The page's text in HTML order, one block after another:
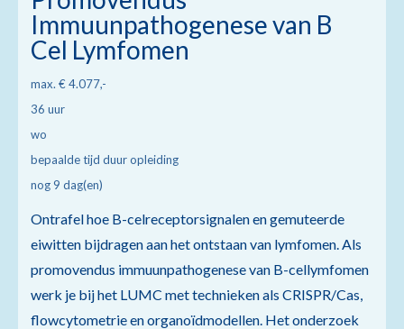
Immuunpathogenese van B
Cel Lymfomen
max. € 4.077,-
36 uur
wo
bepaalde tijd duur opleiding
nog 9 dag(en)
Ontrafel hoe B-celreceptorsignalen en gemuteerde
eiwitten bijdragen aan het ontstaan van lymfomen. Als
promovendus immuunpathogenese van B-cellymfomen
werk je bij het LUMC met technieken als CRISPR/Cas,
flowcytometrie en organoïdmodellen. Het onderzoek